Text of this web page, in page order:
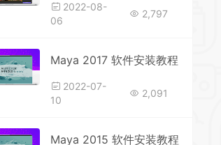
2022-08-
06
2,797
Maya 2017 软件安装教程
2022-07-
10
2,091
Maya 2015 软件安装教程